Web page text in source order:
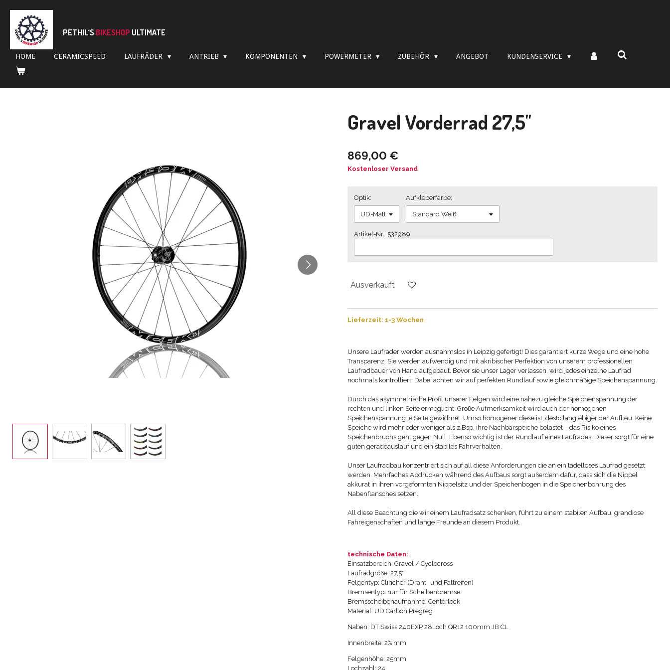
Zum
Hauptinhalt
springen
PETHIL´S BIKESHOP ULTIMATE
HOME CERAMICSPEED LAUFRÄDER ANTRIEB KOMPONENTEN POWERMETER ZUBEHÖR ANGEBOT KUNDENSERVICE
Gravel Vorderrad 27,5"
869,00 €
Kostenloser Versand
Optik: Aufkleberfarbe:
Artikel-Nr.: 532989
Ausverkauft
Lieferzeit: 1-3 Wochen
Unsere Laufräder werden ausnahmslos in Leipzig gefertigt! Dies garantiert kurze Wege und eine hohe
Transparenz. Sie werden aufwendig und mit akribischer Perfektion von unserem professionellen
Laufradbauer von Hand aufgebaut. Bevor sie unser Lager verlassen, wird jedes einzelne Laufrad
nochmals kontrolliert. Dabei achten wir auf perfekten Rundlauf sowie gleichmäßige Speichenspannung.
Durch das asymmetrische Profil unserer Felgen wird eine nahezu gleiche Speichenspannung der
rechten und linken Seite ermöglicht. Große Aufmerksamkeit wird auch der homogenen
Speichenspannung je Seite gewidmet. Umso homogener diese ist, desto langlebiger der Aufbau. Keine
Speiche wird mehr oder weniger als z.Bsp. ihre Nachbarspeiche belastet – das Risiko eines
Speichenbruchs geht gegen Null. Ebenso wichtig ist der Rundlauf eines Laufrades. Dieser sorgt für eine
guten geradeauslauf und ein stabiles Fahrverhalten.
Unser Laufradbau konzentriert sich auf all diese Anforderungen die an ein tadelloses Laufrad gesetzt
werden. Mehrfaches Abdrücken während des Aufbaus sorgt außerdem dafür, dass sich die Nippel
akkurat in ihren vorgeformten Nippelsitz und der Speichenbogen in die Speichenbohrung des
Nabenflansches setzen.
All diese Beachtung die wir einem Laufradsatz schenken, führt zu einem stabilen Aufbau, grandiose
Fahreigenschaften und lange Freunde an diesem Produkt.
technische Daten:
Einsatzbereich: Gravel / Cyclocross
Laufradgröße: 27,5"
Felgentyp: Clincher (Draht- und Faltreifen)
Bremsentyp: nur für Scheibenbremse
Bremsscheibenaufnahme: Centerlock
Material: UD Carbon Pregreg
Naben: DT Swiss 240EXP 28Loch QR12 100mm JB CL
Innenbreite: 2% mm
Felgenhöhe: 25mm
Lochzahl: 24